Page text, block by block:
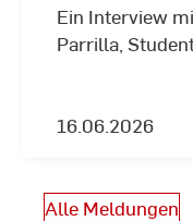
Ein Interview
Parrilla,
16.06.2026
Alle Meldungen